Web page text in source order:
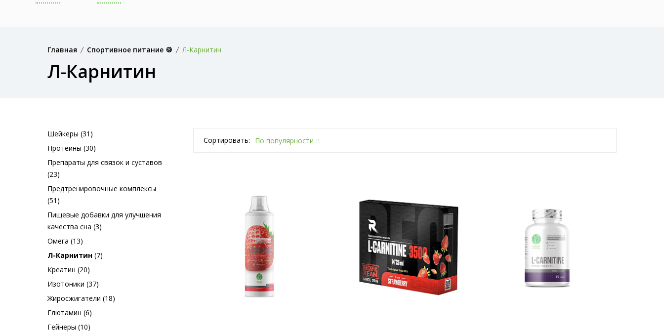
Главная Спортивное питание 🍪 Л-Карнитин
Л-Карнитин
Шейкеры (31)
Протеины (30)
Препараты для связок и суставов
(23)
Предтренировочные комплексы
(51)
Пищевые добавки для улучшения
качества сна (3)
Омега (13)
Л-Карнитин (7)
Креатин (20)
Изотоники (37)
Жиросжигатели (18)
Глютамин (6)
Гейнеры (10)
Сортировать: По популярности